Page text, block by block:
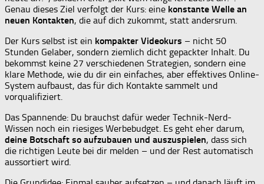
Genau dieses Ziel verfolgt der Kurs: eine konstante Welle an
neuen Kontakten, die auf dich zukommt, statt andersrum.
Der Kurs selbst ist ein kompakter Videokurs – nicht 50
Stunden Gelaber, sondern ziemlich dicht gepackter Inhalt. Du
bekommst keine 27 verschiedenen Strategien, sondern eine
klare Methode, wie du dir ein einfaches, aber effektives Online-
System aufbaust, das für dich Kontakte sammelt und
vorqualifiziert.
Das Spannende: Du brauchst dafür weder Technik-Nerd-
Wissen noch ein riesiges Werbebudget. Es geht eher darum,
deine Botschaft so aufzubauen und auszuspielen, dass sich
die richtigen Leute bei dir melden – und der Rest automatisch
aussortiert wird.